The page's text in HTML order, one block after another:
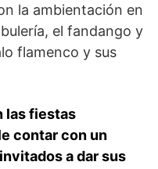
la ambientación en
el fandango y
flamenco y sus
las fiestas
contar con un
a dar sus